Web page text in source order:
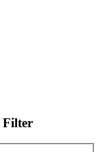
Filter